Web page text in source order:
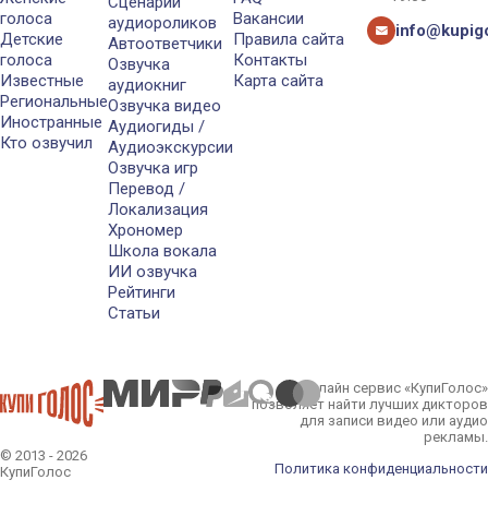
голоса
Детские
голоса
Известные
Региональные
Иностранные
Кто озвучил
аудиороликов
Автоответчики
Озвучка
аудиокниг
Озвучка видео
Аудиогиды /
Аудиоэкскурсии
Озвучка игр
Перевод /
Локализация
Хрономер
Школа вокала
ИИ озвучка
Рейтинги
Статьи
Вакансии
Правила сайта
Контакты
Карта сайта
© 2013 - 2026
КупиГолос
Онлайн сервис «КупиГолос»
позволяет найти лучших дикторов
для записи видео или аудио
рекламы.
Политика конфиденциальности